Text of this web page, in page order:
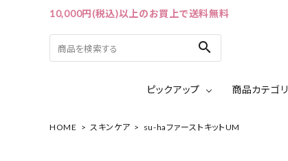
10,000円(税込)以上のお買上で送料無料
search
ピックアップ 商品カテゴリ
ACCOUNT MENU
HOME スキンケア su-haファーストキットUM